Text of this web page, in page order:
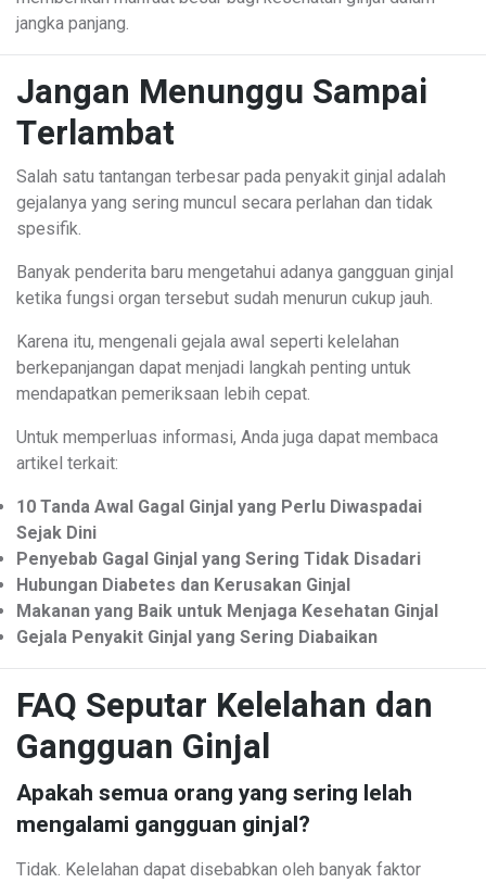
jangka panjang.
Jangan Menunggu Sampai
Terlambat
Salah satu tantangan terbesar pada penyakit ginjal adalah
gejalanya yang sering muncul secara perlahan dan tidak
spesifik.
Banyak penderita baru mengetahui adanya gangguan ginjal
ketika fungsi organ tersebut sudah menurun cukup jauh.
Karena itu, mengenali gejala awal seperti kelelahan
berkepanjangan dapat menjadi langkah penting untuk
mendapatkan pemeriksaan lebih cepat.
Untuk memperluas informasi, Anda juga dapat membaca
artikel terkait:
10 Tanda Awal Gagal Ginjal yang Perlu Diwaspadai
Sejak Dini
Penyebab Gagal Ginjal yang Sering Tidak Disadari
Hubungan Diabetes dan Kerusakan Ginjal
Makanan yang Baik untuk Menjaga Kesehatan Ginjal
Gejala Penyakit Ginjal yang Sering Diabaikan
FAQ Seputar Kelelahan dan
Gangguan Ginjal
Apakah semua orang yang sering lelah
mengalami gangguan ginjal?
Tidak. Kelelahan dapat disebabkan oleh banyak faktor